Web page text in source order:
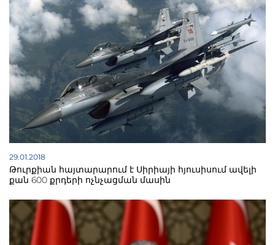
29.01.2018
Թուրքիան հայտարարում է Սիրիայի հյուսիսում ավելի
քան 600 քրդերի ոչնչացման մասին